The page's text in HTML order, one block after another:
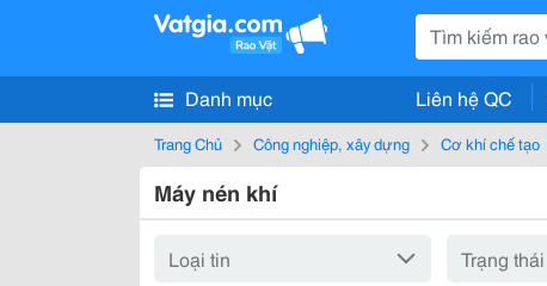
Danh mục Liên hệ QC
Trang Chủ Công nghiệp, xây dựng Cơ khí chế tạo
Máy nén khí